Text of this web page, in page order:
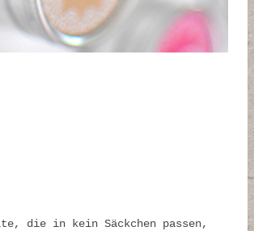
die in kein Säckchen passen,